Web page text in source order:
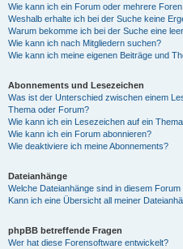
Wie kann ich ein Forum oder mehrere
Weshalb erhalte ich bei der Suche keine
Warum bekomme ich bei der Suche eine
Wie kann ich nach Mitgliedern suchen?
Wie kann ich meine eigenen Beiträge und
Abonnements und Lesezeichen
Was ist der Unterschied zwischen einem
Thema oder Forum?
Wie kann ich ein Lesezeichen auf ein
Wie kann ich ein Forum abonnieren?
Wie deaktiviere ich meine Abonnements?
Dateianhänge
Welche Dateianhänge sind in diesem
Kann ich eine Übersicht all meiner
phpBB betreffende Fragen
Wer hat diese Forensoftware entwickelt?